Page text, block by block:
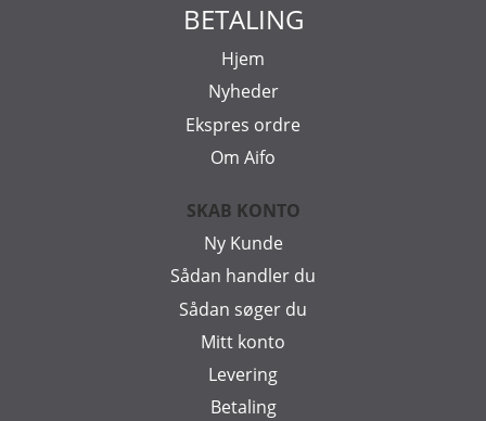
BETALING
Hjem
Nyheder
Ekspres ordre
Om Aifo
SKAB KONTO
Ny Kunde
Sådan handler du
Sådan søger du
Mitt konto
Levering
Betaling